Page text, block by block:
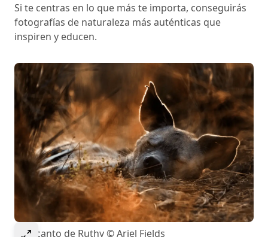
Si te centras en lo que más te importa, conseguirás
fotografías de naturaleza más auténticas que
inspiren y educen.
Select to expand image
El encanto de Ruthy © Ariel Fields